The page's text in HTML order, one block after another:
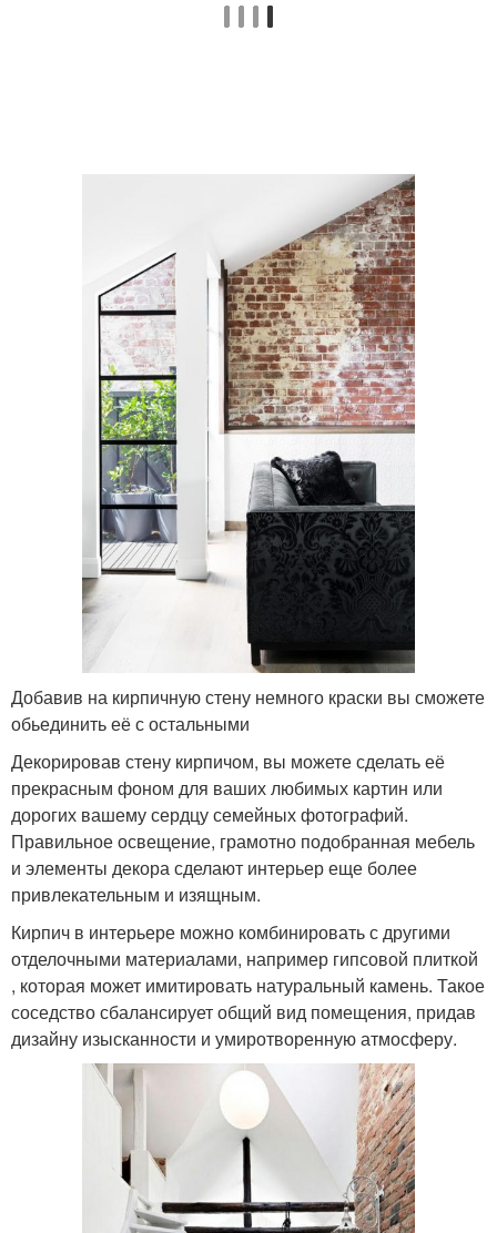
Добавив на кирпичную стену немного краски вы сможете
обьединить её с остальными
Декорировав стену кирпичом, вы можете сделать её
прекрасным фоном для ваших любимых картин или
дорогих вашему сердцу семейных фотографий.
Правильное освещение, грамотно подобранная мебель
и элементы декора сделают интерьер еще более
привлекательным и изящным.
Кирпич в интерьере можно комбинировать с другими
отделочными материалами, например гипсовой плиткой
, которая может имитировать натуральный камень. Такое
соседство сбалансирует общий вид помещения, придав
дизайну изысканности и умиротворенную атмосферу.